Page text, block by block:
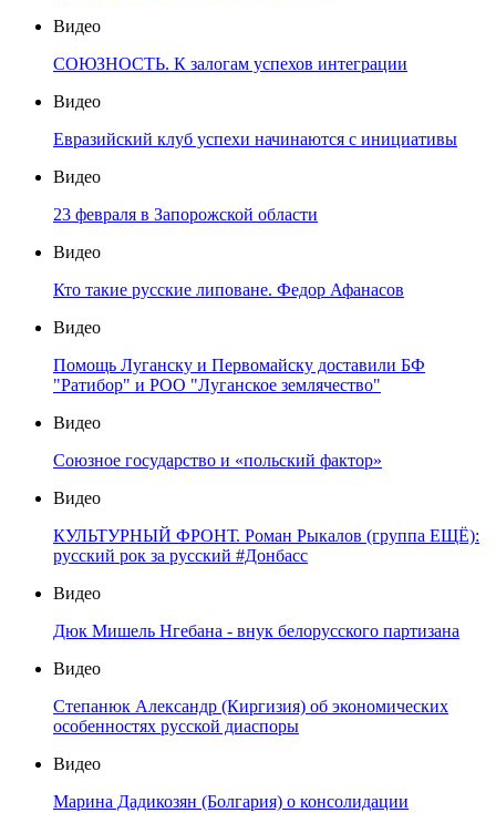
Видео
СОЮЗНОСТЬ. К залогам успехов интеграции
Видео
Евразийский клуб успехи начинаются с инициативы
Видео
23 февраля в Запорожской области
Видео
Кто такие русские липоване. Федор Афанасов
Видео
Помощь Луганску и Первомайску доставили БФ
"Ратибор" и РОО "Луганское землячество"
Видео
Союзное государство и «польский фактор»
Видео
КУЛЬТУРНЫЙ ФРОНТ. Роман Рыкалов (группа ЕЩЁ):
русский рок за русский #Донбасс
Видео
Дюк Мишель Нгебана - внук белорусского партизана
Видео
Степанюк Александр (Киргизия) об экономических
особенностях русской диаспоры
Видео
Марина Дадикозян (Болгария) о консолидации